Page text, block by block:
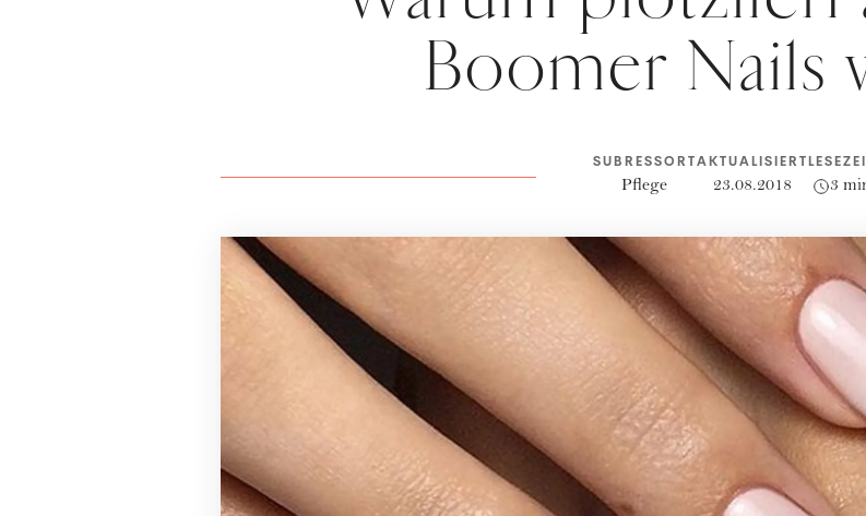
Boomer Nails
SUBRESSORT
Pflege
AKTUALISIERT
23.08.2018 3